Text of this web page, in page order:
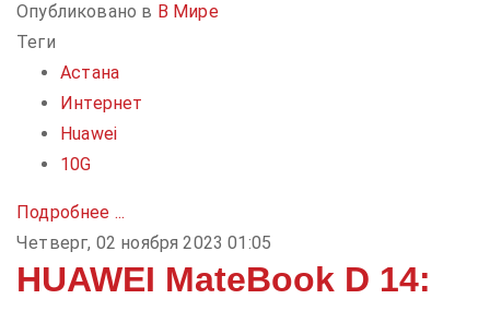
Опубликовано в В Мире
Теги
Астана
Интернет
Huawei
10G
Подробнее ...
Четверг, 02 ноября 2023 01:05
HUAWEI MateBook D 14: